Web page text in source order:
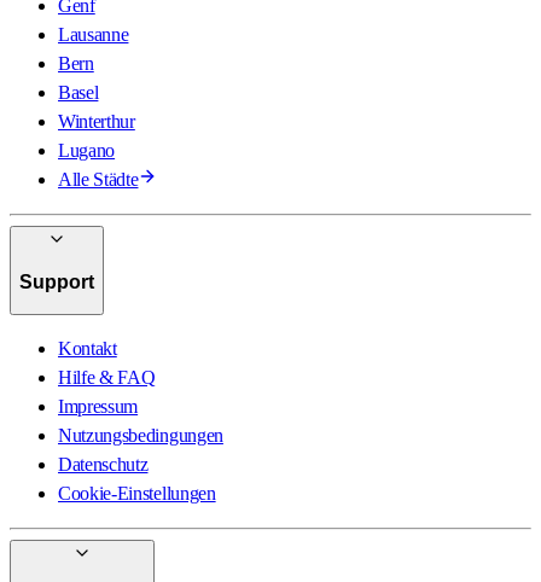
Genf
Lausanne
Bern
Basel
Winterthur
Lugano
Alle Städte
Support
Kontakt
Hilfe & FAQ
Impressum
Nutzungsbedingungen
Datenschutz
Cookie-Einstellungen